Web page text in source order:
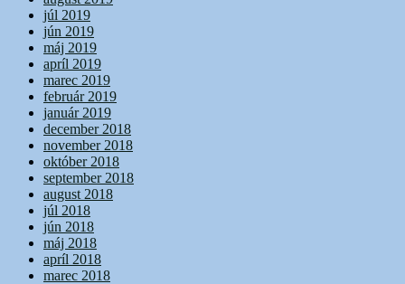
júl 2019
jún 2019
máj 2019
apríl 2019
marec 2019
február 2019
január 2019
december 2018
november 2018
október 2018
september 2018
august 2018
júl 2018
jún 2018
máj 2018
apríl 2018
marec 2018